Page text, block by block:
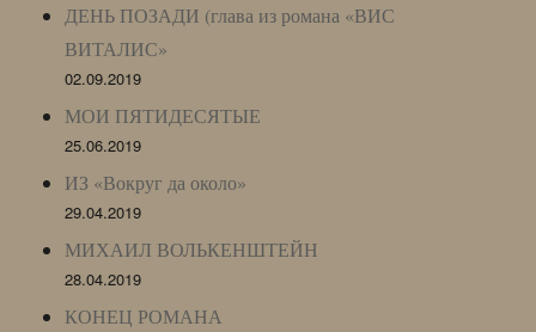
ДЕНЬ ПОЗАДИ (глава из романа «ВИС
ВИТАЛИС»
02.09.2019
МОИ ПЯТИДЕСЯТЫЕ
25.06.2019
ИЗ «Вокруг да около»
29.04.2019
МИХАИЛ ВОЛЬКЕНШТЕЙН
28.04.2019
КОНЕЦ РОМАНА